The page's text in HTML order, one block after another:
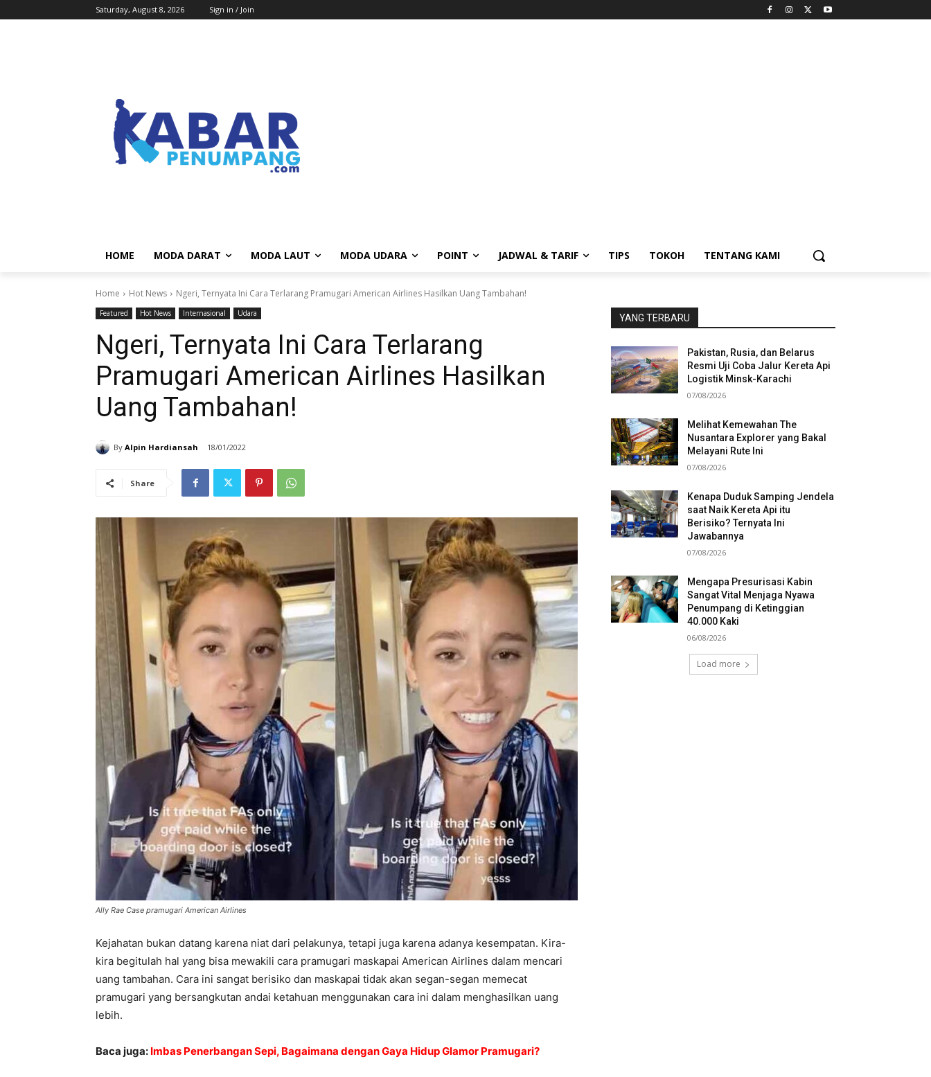
Saturday, August 8, 2026 Sign in / Join
HOME MODA DARAT MODA LAUT MODA UDARA POINT JADWAL & TARIF TIPS TOKOH TENTANG KAMI
Home Hot News Ngeri, Ternyata Ini Cara Terlarang Pramugari American Airlines Hasilkan Uang Tambahan!
Featured Hot News Internasional Udara
Ngeri, Ternyata Ini Cara Terlarang
Pramugari American Airlines Hasilkan
Uang Tambahan!
By Alpin Hardiansah 18/01/2022
Share
Ally Rae Case pramugari American Airlines
Kejahatan bukan datang karena niat dari pelakunya, tetapi juga karena adanya kesempatan. Kira-
kira begitulah hal yang bisa mewakili cara pramugari maskapai American Airlines dalam mencari
uang tambahan. Cara ini sangat berisiko dan maskapai tidak akan segan-segan memecat
pramugari yang bersangkutan andai ketahuan menggunakan cara ini dalam menghasilkan uang
lebih.
Baca juga: Imbas Penerbangan Sepi, Bagaimana dengan Gaya Hidup Glamor Pramugari?
YANG TERBARU
Pakistan, Rusia, dan Belarus
Resmi Uji Coba Jalur Kereta Api
Logistik Minsk-Karachi
07/08/2026
Melihat Kemewahan The
Nusantara Explorer yang Bakal
Melayani Rute Ini
07/08/2026
Kenapa Duduk Samping Jendela
saat Naik Kereta Api itu
Berisiko? Ternyata Ini
Jawabannya
07/08/2026
Mengapa Presurisasi Kabin
Sangat Vital Menjaga Nyawa
Penumpang di Ketinggian
40.000 Kaki
06/08/2026
Load more